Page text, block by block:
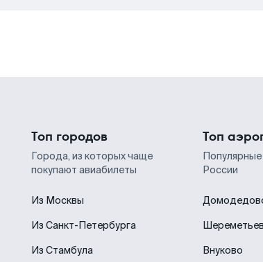
Топ городов
Города, из которых чаще
покупают авиабилеты
Из Москвы
Из Санкт-Петербурга
Из Стамбула
Топ
России
Внуково